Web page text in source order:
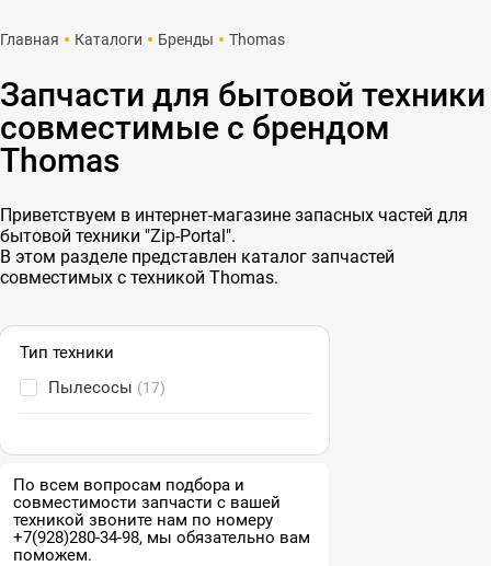
Главная Каталоги Бренды Thomas
Запчасти для бытовой техники
совместимые с брендом
Thomas
Приветствуем в интернет-магазине запасных частей для
бытовой техники "Zip-Portal".
В этом разделе представлен каталог запчастей
совместимых с техникой Thomas.
Тип техники
Пылесосы (17)
По всем вопросам подбора и
совместимости запчасти с вашей
техникой звоните нам по номеру
+7(928)280-34-98, мы обязательно вам
поможем.